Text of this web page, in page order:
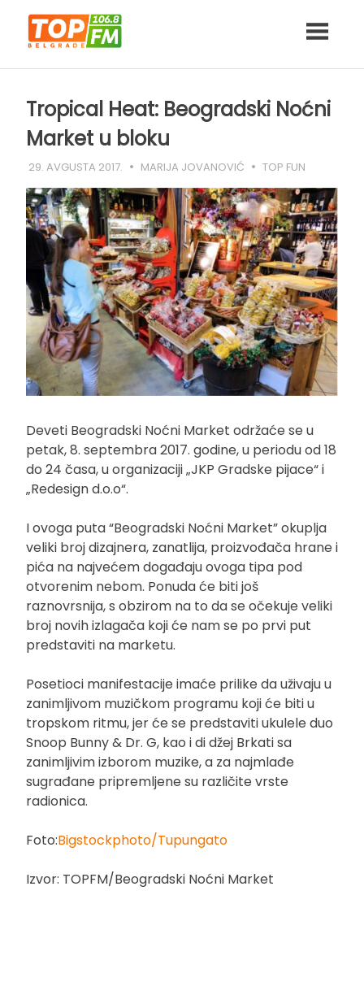
content
Tropical Heat: Beogradski Noćni
Market u bloku
29. AVGUSTA 2017. MARIJA JOVANOVIĆ TOP FUN
Deveti Beogradski Noćni Market održaće se u
petak, 8. septembra 2017. godine, u periodu od 18
do 24 časa, u organizaciji „JKP Gradske pijace“ i
„Redesign d.o.o“.
I ovoga puta “Beogradski Noćni Market” okuplja
veliki broj dizajnera, zanatlija, proizvođača hrane i
pića na najvećem događaju ovoga tipa pod
otvorenim nebom. Ponuda će biti još
raznovrsnija, s obzirom na to da se očekuje veliki
broj novih izlagača koji će nam se po prvi put
predstaviti na marketu.
Posetioci manifestacije imaće prilike da uživaju u
zanimljivom muzičkom programu koji će biti u
tropskom ritmu, jer će se predstaviti ukulele duo
Snoop Bunny & Dr. G, kao i di džej Brkati sa
zanimljivim izborom muzike, a za najmlađe
sugrađane pripremljene su različite vrste
radionica.
Foto:Bigstockphoto/Tupungato
Izvor: TOPFM/Beogradski Noćni Market